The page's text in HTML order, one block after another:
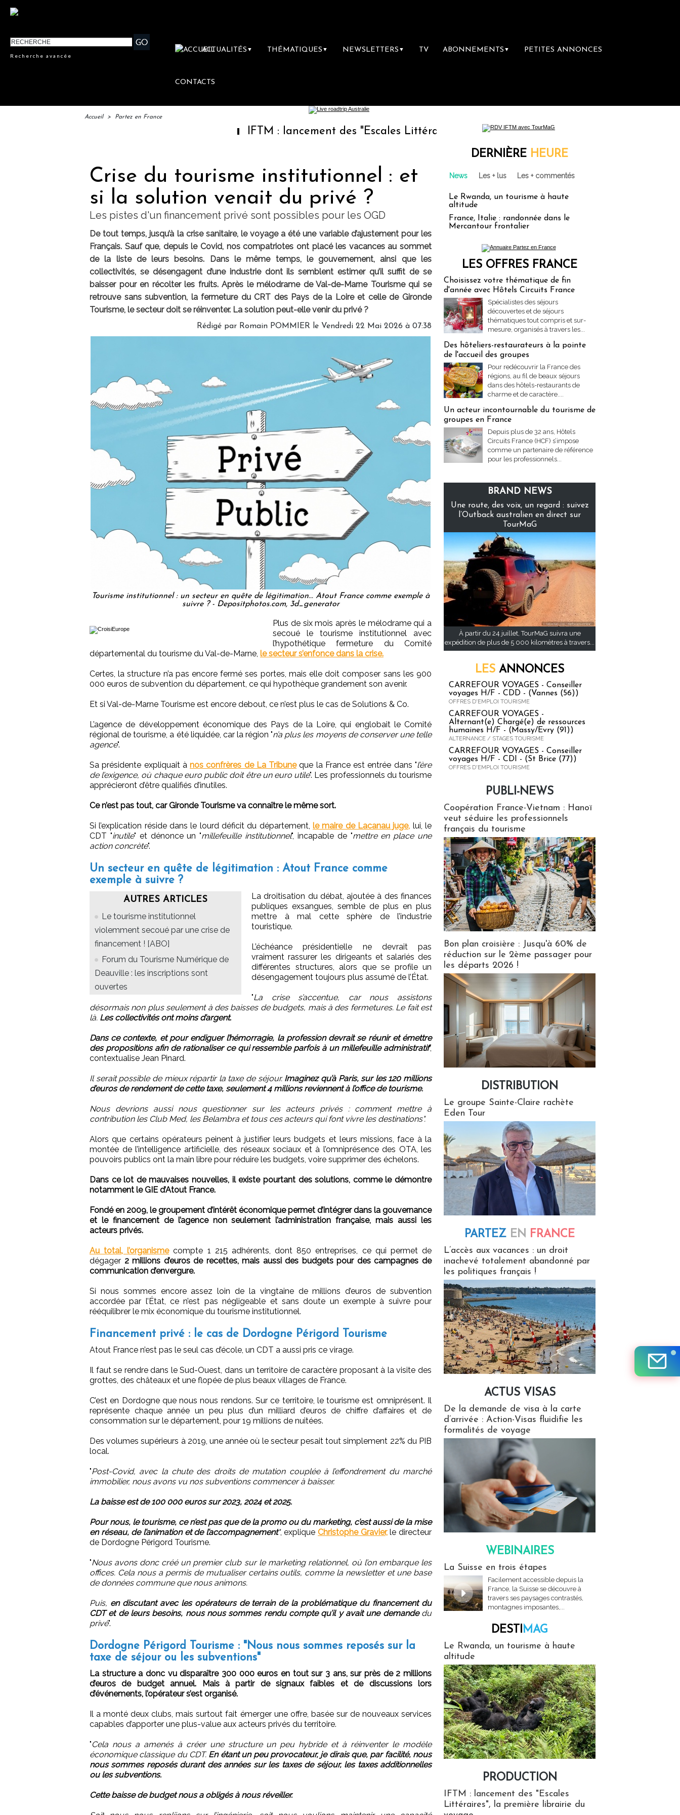
Recherche avancée
ACTUALITÉS ▼ THÉMATIQUES ▼ NEWSLETTERS ▼ TV ABONNEMENTS ▼ PETITES ANNONCES
CONTACTS
Accueil > Partez en France
IFTM : lancement des "Escales Littéraires", la première librairie du voyage
Crise du tourisme institutionnel : et
si la solution venait du privé ?
Les pistes d'un financement privé sont possibles pour les OGD
De tout temps, jusqu’à la crise sanitaire, le voyage a été une variable d’ajustement pour les
Français. Sauf que, depuis le Covid, nos compatriotes ont placé les vacances au sommet
de la liste de leurs besoins. Dans le même temps, le gouvernement, ainsi que les
collectivités, se désengagent d’une industrie dont ils semblent estimer qu’il suffit de se
baisser pour en récolter les fruits. Après le mélodrame de Val-de-Marne Tourisme qui se
retrouve sans subvention, la fermeture du CRT des Pays de la Loire et celle de Gironde
Tourisme, le secteur doit se réinventer. La solution peut-elle venir du privé ?
Rédigé par Romain POMMIER le Vendredi 22 Mai 2026 à 07:38
Tourisme institutionnel : un secteur en quête de légitimation... Atout France comme exemple à
suivre ? - Depositphotos.com, 3d_generator
Plus de six mois après le mélodrame qui a
secoué le tourisme institutionnel avec
l’hypothétique fermeture du Comité
départemental du tourisme du Val-de-Marne, le secteur s’enfonce dans la crise.
Certes, la structure n’a pas encore fermé ses portes, mais elle doit composer sans les 900
000 euros de subvention du département, ce qui hypothèque grandement son avenir.
Et si Val-de-Marne Tourisme est encore debout, ce n’est plus le cas de Solutions & Co.
L’agence de développement économique des Pays de la Loire, qui englobait le Comité
régional de tourisme, a été liquidée, car la région "n’a plus les moyens de conserver une telle
agence".
Sa présidente expliquait ànos confrères de La Tribuneque la France est entrée dans "l’ère
de l’exigence, où chaque euro public doit être un euro utile". Les professionnels du tourisme
apprécieront d’être qualifiés d’inutiles.
Ce n’est pas tout, car Gironde Tourisme va connaître le même sort.
Si l’explication réside dans le lourd déficit du département, le maire de Lacanau juge, lui, le
CDT "inutile" et dénonce un "millefeuille institutionnel", incapable de "mettre en place une
action concrète".
Un secteur en quête de légitimation : Atout France comme
exemple à suivre ?
AUTRES ARTICLES
Le tourisme institutionnel
violemment secoué par une crise de
financement ! [ABO]
Forum du Tourisme Numérique de
Deauville : les inscriptions sont
ouvertes
La droitisation du débat, ajoutée à des finances
publiques exsangues, semble de plus en plus
mettre à mal cette sphère de l’industrie
touristique.
L’échéance présidentielle ne devrait pas
vraiment rassurer les dirigeants et salariés des
différentes structures, alors que se profile un
désengagement toujours plus assumé de l’État.
"La crise s’accentue, car nous assistons
désormais non plus seulement à des baisses de budgets, mais à des fermetures. Le fait est
là. Les collectivités ont moins d’argent.
Dans ce contexte, et pour endiguer l’hémorragie, la profession devrait se réunir et émettre
des propositions afin de rationaliser ce qui ressemble parfois à un millefeuille administratif",
contextualise Jean Pinard.
Il serait possible de mieux répartir la taxe de séjour.Imaginez qu’à Paris, sur les 120 millions
d’euros de rendement de cette taxe, seulement 4 millions reviennent à l’office de tourisme.
Nous devrions aussi nous questionner sur les acteurs privés : comment mettre à
contribution les Club Med, les Belambra et tous ces acteurs qui font vivre les destinations".
Alors que certains opérateurs peinent à justifier leurs budgets et leurs missions, face à la
montée de l’intelligence artificielle, des réseaux sociaux et à l’omniprésence des OTA, les
pouvoirs publics ont la main libre pour réduire les budgets, voire supprimer des échelons.
Dans ce lot de mauvaises nouvelles, il existe pourtant des solutions, comme le démontre
notamment le GIE d’Atout France.
Fondé en 2009, le groupement d’intérêt économique permet d’intégrer dans la gouvernance
et le financement de l’agence non seulement l’administration française, mais aussi les
acteurs privés.
Au total, l’organismecompte 1 215 adhérents, dont 850 entreprises, ce qui permet de
dégager 2 millions d’euros de recettes, mais aussi des budgets pour des campagnes de
communication d’envergure.
Si nous sommes encore assez loin de la vingtaine de millions d’euros de subvention
accordée par l’État, ce n’est pas négligeable et sans doute un exemple à suivre pour
rééquilibrer le mix économique du tourisme institutionnel.
Financement privé : le cas de Dordogne Périgord Tourisme
Atout France n’est pas le seul cas d’école, un CDT a aussi pris ce virage.
Il faut se rendre dans le Sud-Ouest, dans un territoire de caractère proposant à la visite des
grottes, des châteaux et une flopée de plus beaux villages de France.
C’est en Dordogne que nous nous rendons. Sur ce territoire, le tourisme est omniprésent. Il
représente chaque année un peu plus d’un milliard d’euros de chiffre d’affaires et de
consommation sur le département, pour 19 millions de nuitées.
Des volumes supérieurs à 2019, une année où le secteur pesait tout simplement 22% du PIB
local.
"Post-Covid, avec la chute des droits de mutation couplée à l’effondrement du marché
immobilier, nous avons vu nos subventions commencer à baisser.
La baisse est de 100 000 euros sur 2023, 2024 et 2025.
Pour nous, le tourisme, ce n’est pas que de la promo ou du marketing, c’est aussi de la mise
en réseau, de l’animation et de l’accompagnement", expliqueChristophe Gravier,le directeur
de Dordogne Périgord Tourisme.
"Nous avons donc créé un premier club sur le marketing relationnel, où l’on embarque les
offices. Cela nous a permis de mutualiser certains outils, comme la newsletter et une base
de données commune que nous animons.
Puis, en discutant avec les opérateurs de terrain de la problématique du financement du
CDT et de leurs besoins, nous nous sommes rendu compte qu’il y avait une demandedu
privé".
Dordogne Périgord Tourisme : "Nous nous sommes reposés sur la
taxe de séjour ou les subventions"
La structure a donc vu disparaître 300 000 euros en tout sur 3 ans, sur près de 2 millions
d’euros de budget annuel. Mais à partir de signaux faibles et de discussions lors
d’événements, l’opérateur s’est organisé.
Il a monté deux clubs, mais surtout fait émerger une offre, basée sur de nouveaux services
capables d’apporter une plus-value aux acteurs privés du territoire.
"Cela nous a amenés à créer une structure un peu hybride et à réinventer le modèle
économique classique du CDT. En étant un peu provocateur, je dirais que, par facilité, nous
nous sommes reposés durant des années sur les taxes de séjour, les taxes additionnelles
ou les subventions.
Cette baisse de budget nous a obligés à nous réveiller.
DERNIÈRE HEURE
News Les + lus Les + commentés
Le Rwanda, un tourisme à haute
altitude
France, Italie : randonnée dans le
Mercantour frontalier
LES OFFRES FRANCE
Choisissez votre thématique de fin
d'année avec Hôtels Circuits France
Spécialistes des séjours
découvertes et de séjours
thématiques tout compris et sur-
mesure, organisés à travers les...
Des hôteliers-restaurateurs à la pointe
de l'accueil des groupes
Pour redécouvrir la France des
régions, au fil de beaux séjours
dans des hôtels-restaurants de
charme et de caractère....
Un acteur incontournable du tourisme de
groupes en France
Depuis plus de 32 ans, Hôtels
Circuits France (HCF) s’impose
comme un partenaire de référence
pour les professionnels...
BRAND NEWS
Une route, des voix, un regard : suivez
l’Outback australien en direct sur
TourMaG
À partir du 24 juillet, TourMaG suivra une
expédition de plus de 5 000 kilomètres à travers...
LES ANNONCES
CARREFOUR VOYAGES - Conseiller
voyages H/F - CDD - (Vannes (56))
OFFRES D'EMPLOI TOURISME
CARREFOUR VOYAGES -
Alternant(e) Chargé(e) de ressources
humaines H/F - (Massy/Evry (91))
ALTERNANCE / STAGES TOURISME
CARREFOUR VOYAGES - Conseiller
voyages H/F - CDI - (St Brice (77))
OFFRES D'EMPLOI TOURISME
PUBLI-NEWS
Coopération France-Vietnam : Hanoï
veut séduire les professionnels
français du tourisme
Bon plan croisière : Jusqu'à 60% de
réduction sur le 2ème passager pour
les départs 2026 !
DISTRIBUTION
Le groupe Sainte-Claire rachète
Eden Tour
PARTEZ EN FRANCE
L’accès aux vacances : un droit
inachevé totalement abandonné par
les politiques français !
ACTUS VISAS
De la demande de visa à la carte
d’arrivée : Action-Visas fluidifie les
formalités de voyage
WEBINAIRES
La Suisse en trois étapes
Facilement accessible depuis la
France, la Suisse se découvre à
travers ses paysages contrastés,
montagnes imposantes,...
DESTIMAG
Le Rwanda, un tourisme à haute
altitude
PRODUCTION
IFTM : lancement des "Escales
Littéraires", la première librairie du